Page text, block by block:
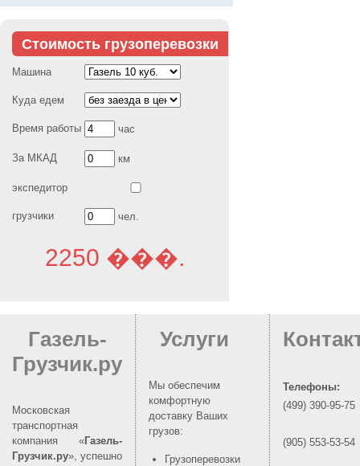
Стоимость грузоперевозки
Машина
Куда едем
Время работы час
За МКАД км
экспедитор
грузчики чел.
2250 ���.
Газель-
Грузчик.ру
Московская
транспортная
компания «Газель-
Грузчик.ру», успешно
Услуги
Мы обеспечим
комфортную
доставку Ваших
грузов:
Грузоперевозки
Телефоны:
(499) 390-95-75
(905) 553-53-54